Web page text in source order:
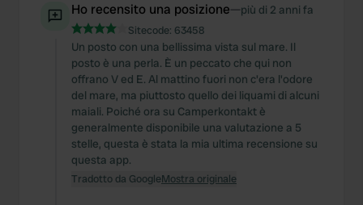
Ho recensito una posizione—più di 2 anni fa
Sitecode: 63458
Un posto con una bellissima vista sul mare. Il
posto è una perla. È un peccato che qui non
offrano V ed E. Al mattino fuori non c'era l'odore
del mare, ma piuttosto quello dei liquami di alcuni
maiali. Poiché ora su Camperkontakt è
generalmente disponibile una valutazione a 5
stelle, questa è stata la mia ultima recensione su
questa app.
Tradotto da GoogleMostra originale